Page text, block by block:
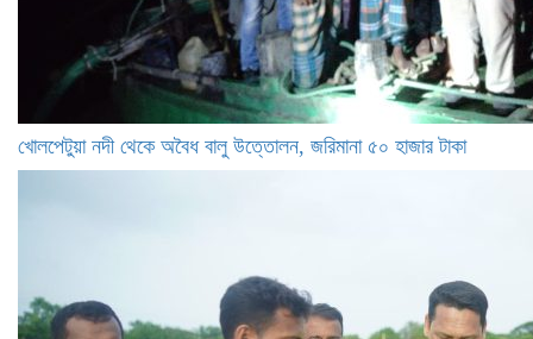
খোলপেটুয়া নদী থেকে অবৈধ বালু উত্তোলন, জরিমানা ৫০ হাজার টাকা